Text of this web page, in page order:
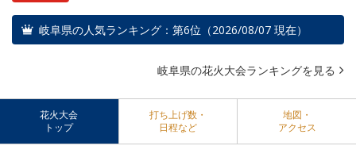
岐阜県の人気ランキング：第6位（2026/08/07 現在）
岐阜県の花火大会ランキングを見る
花火大会
トップ
打ち上げ数・
日程など
地図・
アクセス